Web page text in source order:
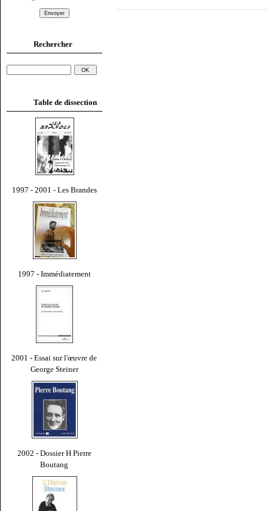
Rechercher
Table de dissection
1997 - 2001 - Les Brandes
1997 - Immédiatement
2001 - Essai sur l'œuvre de
George Steiner
2002 - Dossier H Pierre
Boutang